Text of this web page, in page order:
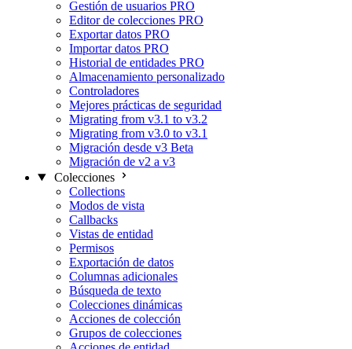
Gestión de usuarios PRO
Editor de colecciones PRO
Exportar datos PRO
Importar datos PRO
Historial de entidades PRO
Almacenamiento personalizado
Controladores
Mejores prácticas de seguridad
Migrating from v3.1 to v3.2
Migrating from v3.0 to v3.1
Migración desde v3 Beta
Migración de v2 a v3
Colecciones
Collections
Modos de vista
Callbacks
Vistas de entidad
Permisos
Exportación de datos
Columnas adicionales
Búsqueda de texto
Colecciones dinámicas
Acciones de colección
Grupos de colecciones